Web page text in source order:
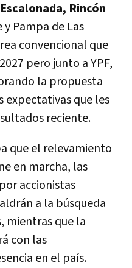
Rincón
y Pampa de Las
convencional que
pero junto a YPF,
la propuesta
expectativas que les
reciente.
que el relevamiento
en marcha, las
accionistas
a la búsqueda
mientras que la
con las
en el país.